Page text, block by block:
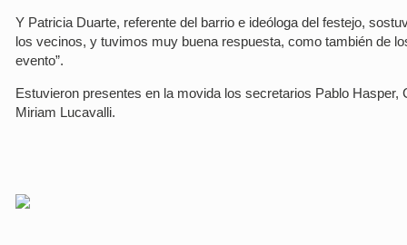
Y Patricia Duarte, referente del barrio e ideóloga del festejo,
los vecinos, y tuvimos muy buena respuesta, como también de
evento”.
Estuvieron presentes en la movida los secretarios Pablo
Miriam Lucavalli.